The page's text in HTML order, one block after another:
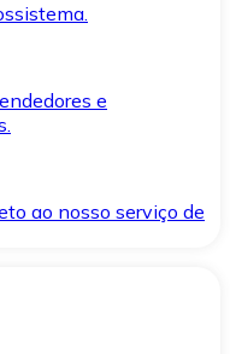
e
ao nosso serviço de